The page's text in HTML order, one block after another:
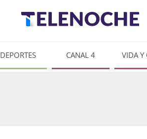
DEPORTES CANAL 4 VIDA Y